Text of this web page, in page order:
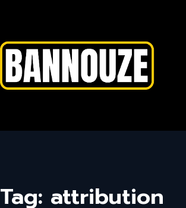
Tag: attribution